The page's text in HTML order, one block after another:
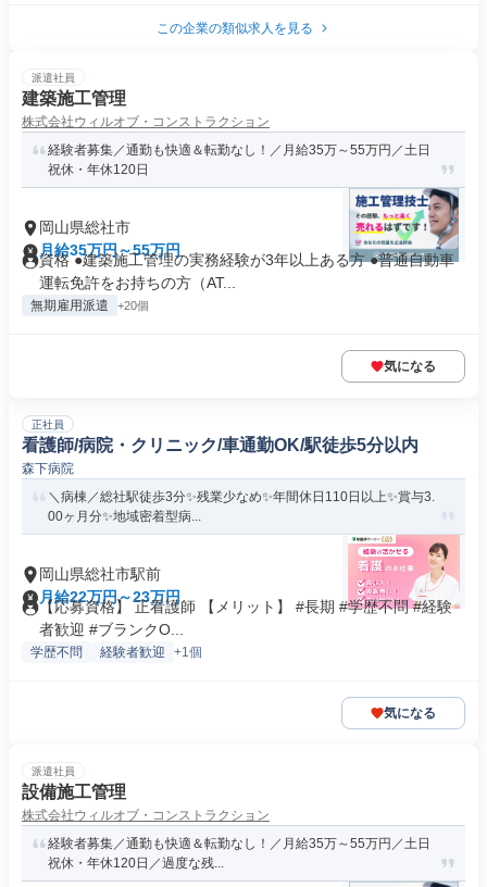
この企業の類似求人を見る
派遣社員
建築施工管理
株式会社ウィルオブ・コンストラクション
経験者募集／通勤も快適＆転勤なし！／月給35万～55万円／土日
祝休・年休120日
岡山県総社市
月給35万円～55万円
資格 ●建築施工管理の実務経験が3年以上ある方 ●普通自動車
運転免許をお持ちの方（AT...
無期雇用派遣 +20個
気になる
正社員
看護師/病院・クリニック/車通勤OK/駅徒歩5分以内
森下病院
＼病棟／総社駅徒歩3分✨残業少なめ✨年間休日110日以上✨賞与3.
00ヶ月分✨地域密着型病...
岡山県総社市駅前
月給22万円～23万円
【応募資格】 正看護師 【メリット】 #長期 #学歴不問 #経験
者歓迎 #ブランクO...
学歴不問 経験者歓迎 +1個
気になる
派遣社員
設備施工管理
株式会社ウィルオブ・コンストラクション
経験者募集／通勤も快適＆転勤なし！／月給35万～55万円／土日
祝休・年休120日／過度な残...